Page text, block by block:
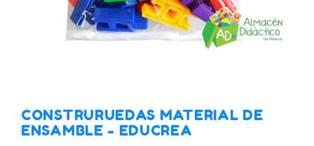
CONSTRURUEDAS MATERIAL DE
ENSAMBLE - EDUCREA